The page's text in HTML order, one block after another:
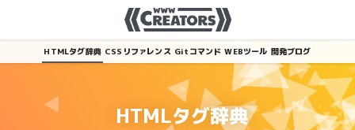
HTMLタグ辞典 CSSリファレンス Gitコマンド WEBツール 開発ブログ
HTMLタグ辞典